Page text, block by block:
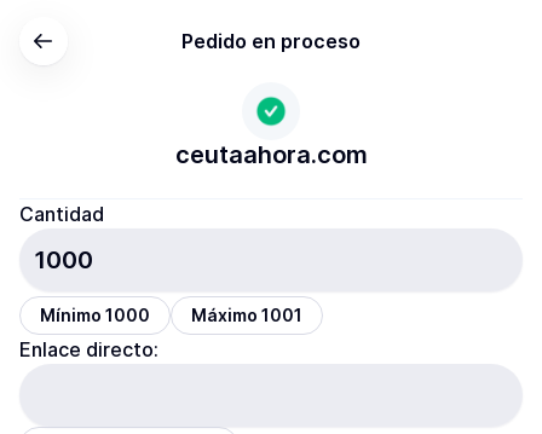
Pedido en proceso
ceutaahora.com
Cantidad
Mínimo 1000 Máximo 1001
Enlace directo: